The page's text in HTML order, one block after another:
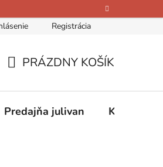
O nás Hodnotenie obchodu
Registrácia
KOŠÍK
PRÁZDNY KOŠÍK
Predajňa julivan Kontakty